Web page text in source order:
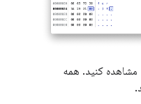
مشاهده کنید. همه